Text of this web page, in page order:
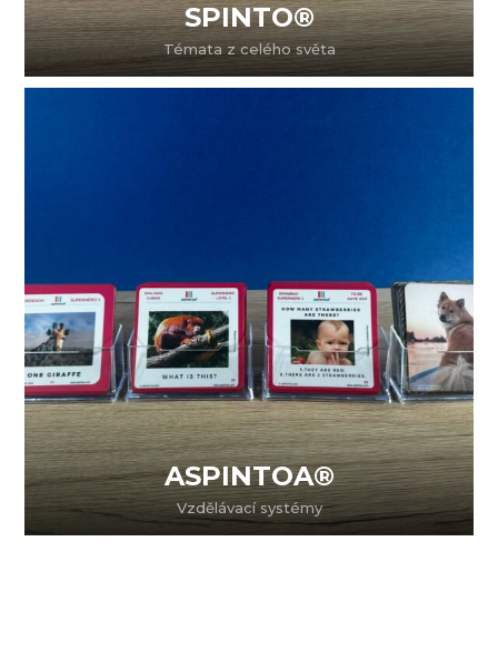
SPINTO®
Témata z celého světa
ASPINTOA®
Vzdělávací systémy